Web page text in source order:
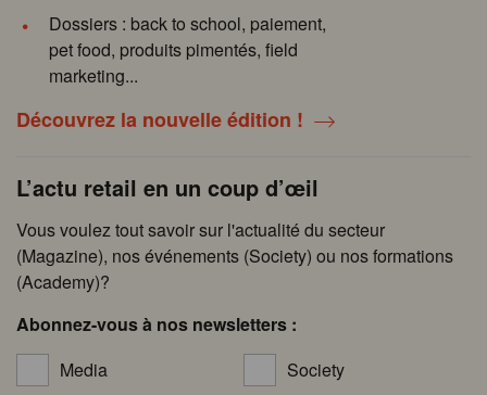
Dossiers : back to school, paiement,
pet food, produits pimentés, field
marketing...
Découvrez la nouvelle édition !
L’actu retail en un coup d’œil
Vous voulez tout savoir sur l'actualité du secteur
(Magazine), nos événements (Society) ou nos formations
(Academy)?
Abonnez-vous à nos newsletters :
Media
Society